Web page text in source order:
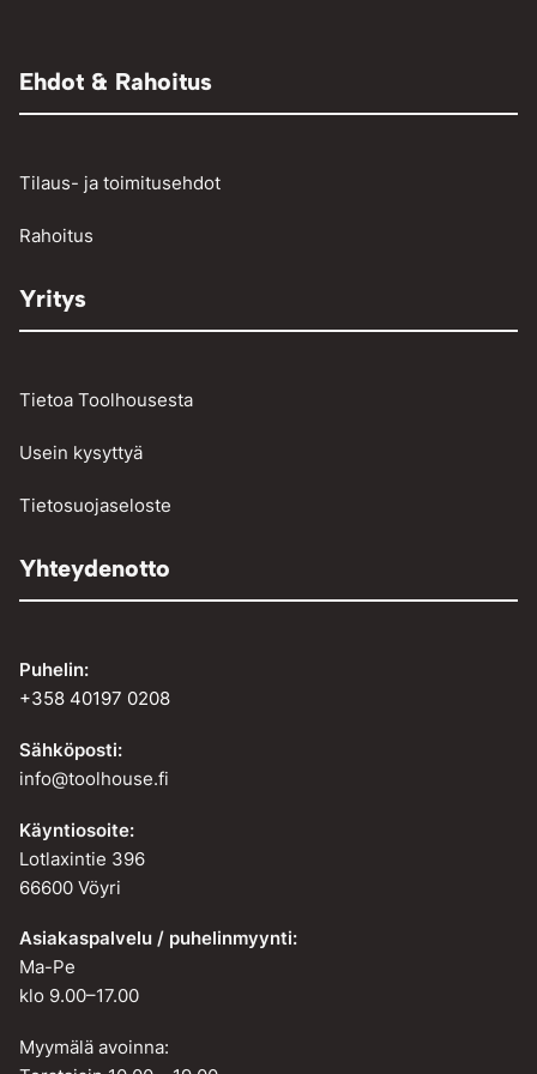
Osienpesu
Vinssit ja taljat
Henkilö- ja pakettiautojen vikakoodinlukijat
Ehdot & Rahoitus
Tilaus- ja toimitusehdot
Rahoitus
Yritys
Tietoa Toolhousesta
Usein kysyttyä
Tietosuojaseloste
Yhteydenotto
Puhelin:
+358 40197 0208
Sähköposti:
info@toolhouse.fi
Käyntiosoite:
Lotlaxintie 396
66600 Vöyri
Asiakaspalvelu / puhelinmyynti:
Ma-Pe
klo 9.00–17.00
Myymälä avoinna: